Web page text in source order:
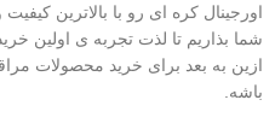
اورجینال کره ای رو با بالاترین
شما بذاریم تا لذت تجربه ی اولین
ازین به بعد برای خرید محصولات
باشه.